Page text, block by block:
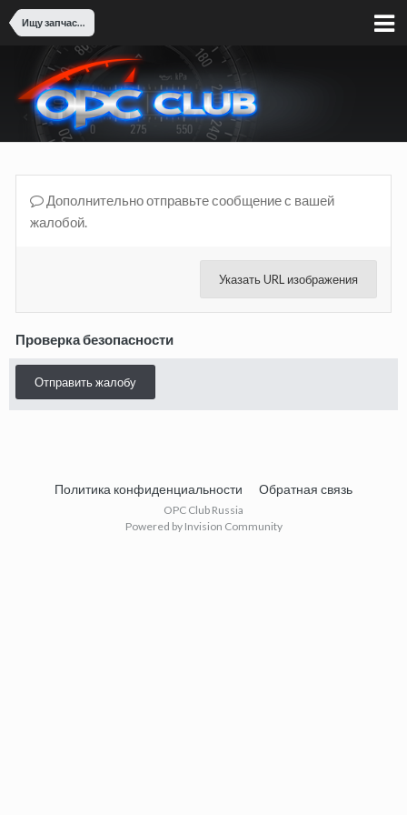
Ищу запчасти
Дополнительно отправьте сообщение с вашей
жалобой.
Указать URL изображения
Проверка безопасности
Отправить жалобу
Политика конфиденциальности Обратная связь
OPC Club Russia
Powered by Invision Community